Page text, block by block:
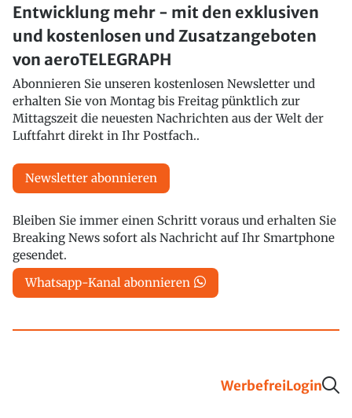
Entwicklung mehr - mit den exklusiven
und kostenlosen und Zusatzangeboten
von aeroTELEGRAPH
Abonnieren Sie unseren kostenlosen Newsletter und
erhalten Sie von Montag bis Freitag pünktlich zur
Mittagszeit die neuesten Nachrichten aus der Welt der
Luftfahrt direkt in Ihr Postfach..
Newsletter abonnieren
Bleiben Sie immer einen Schritt voraus und erhalten Sie
Breaking News sofort als Nachricht auf Ihr Smartphone
gesendet.
Whatsapp-Kanal abonnieren
WerbefreiLogin